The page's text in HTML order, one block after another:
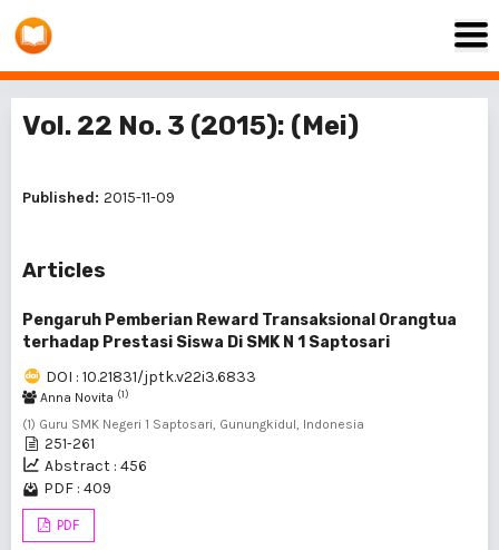
Vol. 22 No. 3 (2015): (Mei)
Published: 2015-11-09
Articles
Pengaruh Pemberian Reward Transaksional Orangtua
terhadap Prestasi Siswa Di SMK N 1 Saptosari
DOI : 10.21831/jptk.v22i3.6833
Anna Novita (1)
(1) Guru SMK Negeri 1 Saptosari, Gunungkidul, Indonesia
251-261
Abstract : 456
PDF : 409
PDF